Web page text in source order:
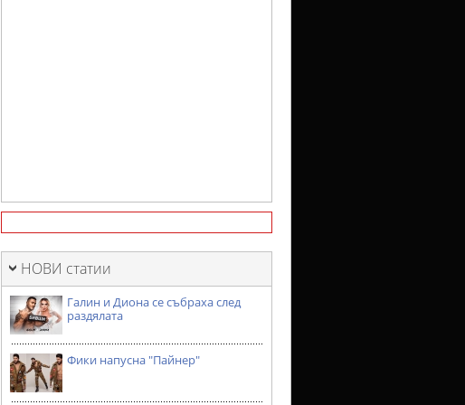
НОВИ статии
Галин и Диона се събраха след
раздялата
Фики напусна "Пайнер"